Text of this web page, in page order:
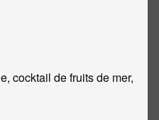
cocktail de fruits de mer,